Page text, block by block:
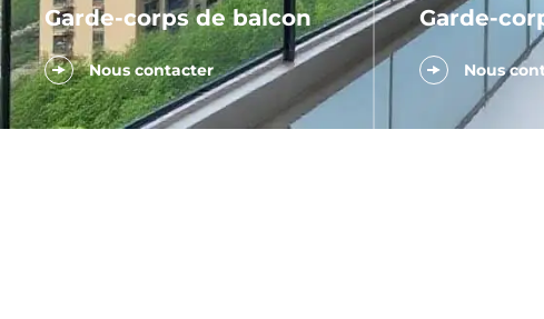
Garde-corps de balcon
Nous contacter
Garde-
Nous